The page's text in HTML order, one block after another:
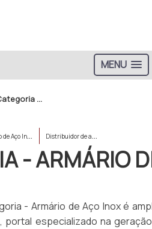
MENU
Categoria - Armário de Aço Inox
A
rmário de Aço Inox Sob Medida D
istribuidor de armário industrial aço inox
- ARMÁRIO
- Armário de Aço Inox é
portal especializado na